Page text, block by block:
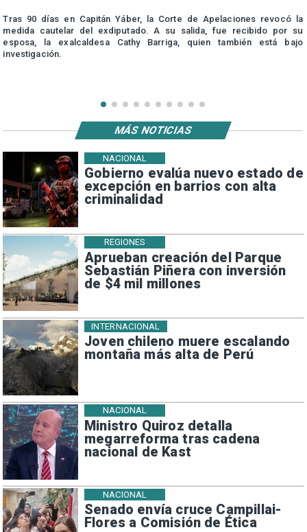
Tras 90 días en Capitán Yáber, la Corte de Apelaciones revocó la
medida cautelar del exdiputado. A su salida, fue recibido por su
esposa, la exalcaldesa Cathy Barriga, quien también está bajo
investigación.
Gobierno evalúa nuevo estado de
excepción en barrios con alta
criminalidad
NACIONAL
Aprueban creación del Parque
Sebastián Piñera con inversión
de $4 mil millones
REGIONES
Joven chileno muere escalando
montaña más alta de Perú
INTERNACIONAL
Ministro Quiroz detalla
megarreforma tras cadena
nacional de Kast
NACIONAL
Senado envía cruce Campillai-
Flores a Comisión de Ética
NACIONAL
MÁS NOTICIAS